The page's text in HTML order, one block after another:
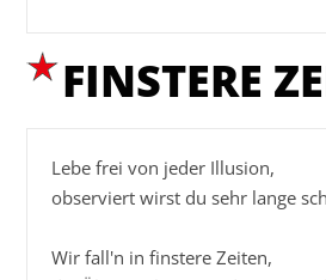
FINSTERE
Lebe frei von jeder Illusion,
observiert wirst du sehr lange
Wir fall'n in finstere Zeiten,